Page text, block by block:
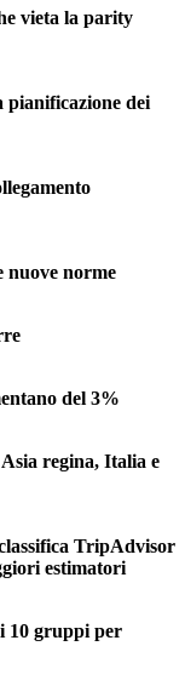
vieta la parity
dei
nuove norme
del 3%
regina, Italia e
TripAdvisor
estimatori
10 gruppi per